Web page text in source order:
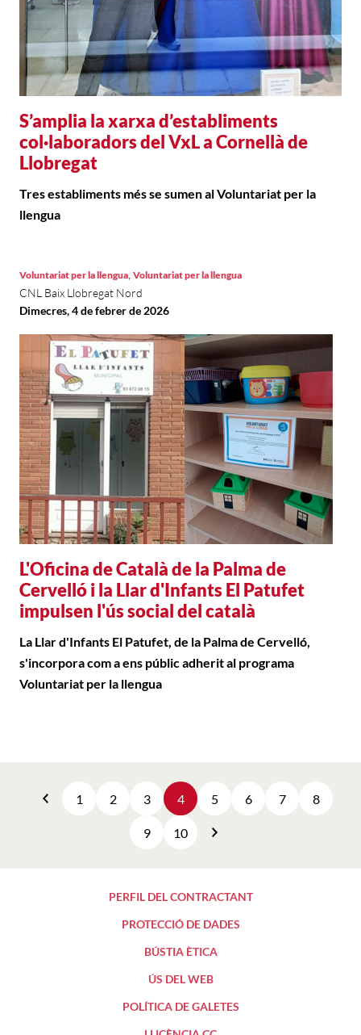
S’amplia la xarxa d’establiments
col·laboradors del VxL a Cornellà de
Llobregat
Tres establiments més se sumen al Voluntariat per la
llengua
L'Oficina de Català de la Palma de
Cervelló i la Llar d'Infants El Patufet
impulsen l'ús social del català
Voluntariat per la llengua, Voluntariat per la llengua
CNL Baix Llobregat Nord
Dimecres, 4 de febrer de 2026
La Llar d'Infants El Patufet, de la Palma de Cervelló,
s'incorpora com a ens públic adherit al programa
Voluntariat per la llengua
Anterior
1 2 3 4 5 6 7 8
9 10
PERFIL DEL CONTRACTANT
PROTECCIÓ DE DADES
BÚSTIA ÈTICA
ÚS DEL WEB
POLÍTICA DE GALETES